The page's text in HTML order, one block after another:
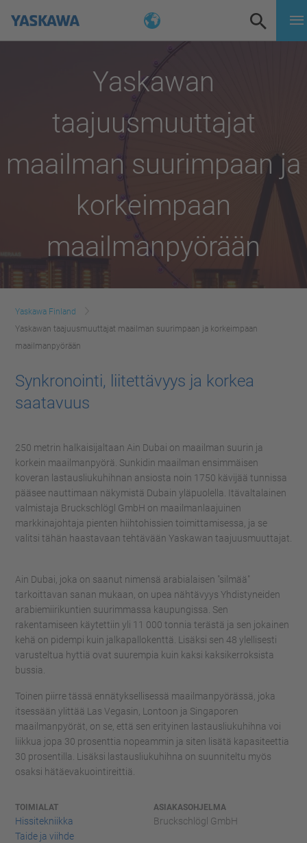
Yaskawan
taajuusmuuttajat
maailman suurimpaan ja
korkeimpaan
maailmanpyörään
Yaskawa Finland
Yaskawan taajuusmuuttajat maailman suurimpaan ja korkeimpaan
maailmanpyörään
Synkronointi, liitettävyys ja korkea
saatavuus
250 metrin halkaisijaltaan Ain Dubai on maailman suurin ja
korkein maailmanpyörä. Sunkidin maailman ensimmäisen
koveran lastausliukuhihnan ansiosta noin 1750 kävijää tunnissa
pääsee nauttimaan näkymistä Dubain yläpuolella. Itävaltalainen
valmistaja Bruckschlögl GmbH on maailmanlaajuinen
markkinajohtaja pienten hiihtohissien toimittamisessa, ja se
valitsi tähän haastavaan tehtävään Yaskawan taajuusmuuttajat.
Ain Dubai, joka on saanut nimensä arabialaisen "silmää"
tarkoittavan sanan mukaan, on upea nähtävyys Yhdistyneiden
arabiemiirikuntien suurimmassa kaupungissa. Sen
rakentamiseen käytettiin yli 11 000 tonnia terästä ja sen jokainen
kehä on pidempi kuin jalkapallokenttä. Lisäksi sen 48 ylellisesti
varusteltua hyttiä ovat suurempia kuin kaksi kaksikerroksista
bussia.
Toinen piirre tässä ennätyksellisessä maailmanpyörässä, joka
itsessään ylittää Las Vegasin, Lontoon ja Singaporen
maailmanpyörät, on se, että sen erityinen lastausliukuhihna voi
liikkua jopa 30 prosenttia nopeammin ja siten lisätä kapasiteettia
30 prosentilla. Lisäksi lastausliukuhihna on suunniteltu myös
osaksi hätäevakuointireittiä.
TOIMIALAT
Hissitekniikka
Taide ja viihde
ASIAKASOHJELMA
Bruckschlögl GmbH